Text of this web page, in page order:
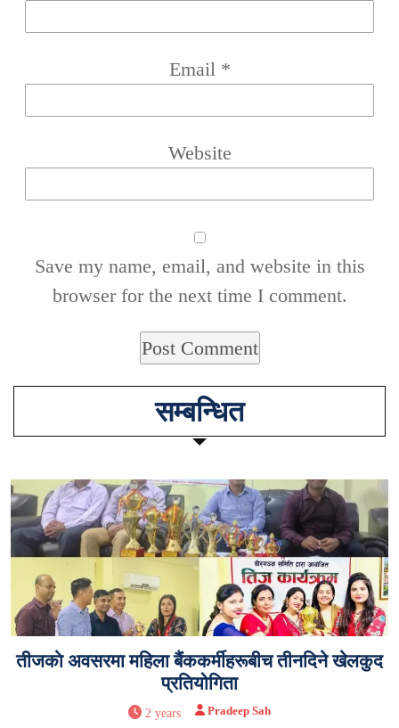
Email *
Website
Save my name, email, and website in this
browser for the next time I comment.
सम्बन्धित
तीजकाे अवसरमा महिला बैंककर्मीहरूबीच तीनदिने खेलकुद
प्रतियोगिता
2 years Pradeep Sah